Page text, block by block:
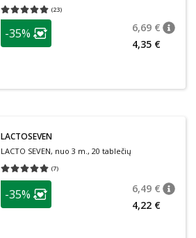
(23)
Vidutinis įvertinimas 5.00
patarimas
Lojalumo klubo narių nuolaida
-35% 6,69 €
4,35 €
LACTOSEVEN
LACTO SEVEN, nuo 3 m., 20 tablečių
(7)
Vidutinis įvertinimas 5.00
patarimas
Lojalumo klubo narių nuolaida
-35% 6,49 €
4,22 €